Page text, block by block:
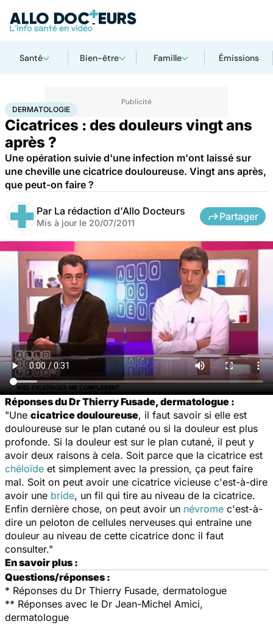
Santé Bien-être Famille Émissions
AccueilSantéMaladies Dermatologie
DERMATOLOGIE
Cicatrices : des douleurs vingt ans
après ?
Une opération suivie d'une infection m'ont laissé sur
une cheville une cicatrice douloureuse. Vingt ans après,
que peut-on faire ?
Par La rédaction d'Allo Docteurs
Mis à jour le 20/07/2011
Partager
Réponses du Dr Thierry Fusade, dermatologue :
"Une cicatrice douloureuse, il faut savoir si elle est
douloureuse sur le plan cutané ou si la douleur est plus
profonde. Si la douleur est sur le plan cutané, il peut y
avoir deux raisons à cela. Soit parce que la cicatrice est
chéloïde et simplement avec la pression, ça peut faire
mal. Soit on peut avoir une cicatrice vicieuse c'est-à-dire
avoir une bride, un fil qui tire au niveau de la cicatrice.
Enfin dernière chose, on peut avoir un névrome c'est-à-
dire un peloton de cellules nerveuses qui entraine une
douleur au niveau de cette cicatrice donc il faut
consulter."
En savoir plus :
Questions/réponses :
* Réponses du Dr Thierry Fusade, dermatologue
** Réponses avec le Dr Jean-Michel Amici,
dermatologue